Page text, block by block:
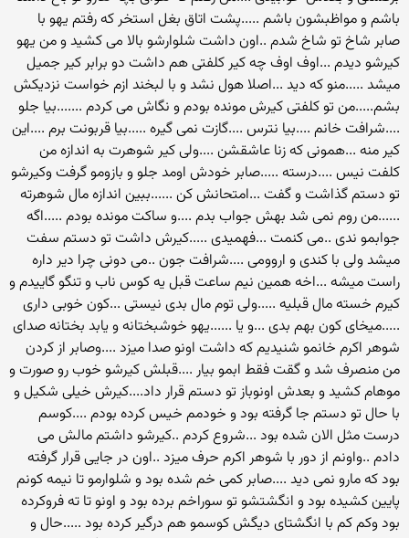
باشم و مواظبشون باشم .....پشت اتاق بغل استخر که رفتم یهو با
صابر شاخ تو شاخ شدم ..اون داشت شلوارشو بالا می کشید و من یهو
کیرشو دیدم ...اوف اوف چه کیر کلفتی هم داشت دو برابر کیر جمیل
میشد .....منو که دید ...اصلا هول نشد و با لبخند ازم خواست نزدیکش
بشم.....من تو کلفتی کیرش مونده بودم و نگاش می کردم .......بیا جلو
....شرافت خانم ....بیا نترس ....گازت نمی گیره .....بیا قربونت برم ....این
کیر منه ...همونی که زنا عاشقشن ....ولی کیر شوهرت به اندازه من
کلفت نیس ....درسته .....صابر خودش اومد جلو و بازومو گرفت وکیرشو
تو دستم گذاشت و گفت ...امتحانش کن ......ببین اندازه مال شوهرته
......من روم نمی شد بهش جواب بدم ....و ساکت مونده بودم .....اگه
جوابمو ندی ..می کنمت ...فهمیدی .....کیرش داشت تو دستم سفت
میشد ولی با کندی و اروومی ....شرافت جون ..می دونی چرا دیر داره
راست میشه ...اخه همین نیم ساعت قبل یه کوس ناب و تنگو گاییدم و
کیرم خسته مال قبلیه .....ولی توم مال بدی نیستی ...کون خوبی داری
.....میخای کون بهم بدی ...و یا ......یهو خوشبختانه و یابد بختانه صدای
شوهر اکرم خانمو شنیدیم که داشت اونو صدا میزد ....وصابر از کردن
من منصرف شد و گقت فقط ابمو بیار ....قبلش کیرشو خوب رو صورت و
موهام کشید و بعدش اونوباز تو دستم قرار داد....کیرش خیلی شکیل و
با حال تو دستم جا گرفته بود و خودمم خیس کرده بودم ....کوسم
درست مثل الان شده بود ...شروع کردم ..کیرشو داشتم مالش می
دادم ..واونم از دور با شوهر اکرم حرف میزد ..اون در جایی قرار گرفته
بود که مارو نمی دید ....صابر کمی خم شده بود و شلوارمو تا نیمه کونم
پایین کشیده بود و انگشتشو تو سوراخم برده بود و اونو تا ته فروکرده
بود وکم کم با انگشتای دیگش کوسمو هم درگیر کرده بود .....حال و